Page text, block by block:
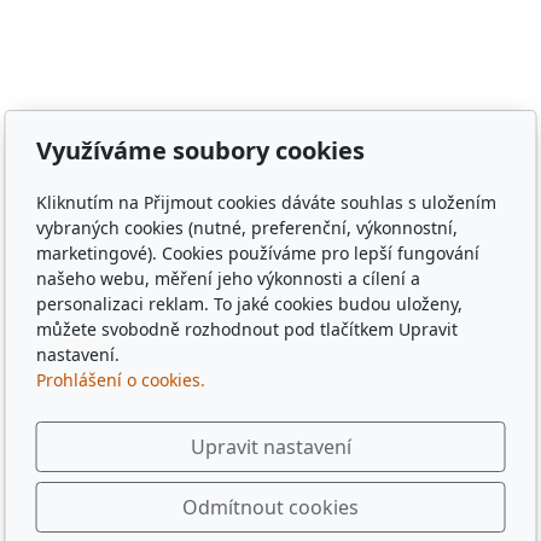
Klatovy, město Příbram, město Sušice, město Plzeň,
tácky, pohádkové tácky, pivní tácky, sběratelské tácky,
sběratelské známky, turistické známky, třídní sraz, sraz
po 10 letech, sraz gymplu, sraz gymnázia, sraz ze
střední, sraz z vysoké, spolužáci, památka,
pamětihodnost, malebná místa, plates, Řím, Paříž,
Rome , Paris, München, Munig, Oktoberfest, Zapft
Využíváme soubory cookies
Kliknutím na Přijmout cookies dáváte souhlas s uložením
vybraných cookies (nutné, preferenční, výkonnostní,
marketingové). Cookies používáme pro lepší fungování
našeho webu, měření jeho výkonnosti a cílení a
personalizaci reklam. To jaké cookies budou uloženy,
můžete svobodně rozhodnout pod tlačítkem Upravit
nastavení.
Prohlášení o cookies.
Upravit nastavení
Odmítnout cookies